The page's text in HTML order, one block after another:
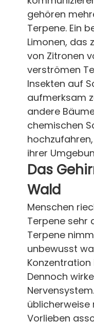
gehören
Terpene. Ein
Limonen, das
von Zitronen
verströmen
Insekten auf
aufmerksam
andere
chemischen
ihrer
Das
Wald
Menschen
Terpene sehr
Terpene
unbewusst
Dennoch
üblicherweise
Vorlieben